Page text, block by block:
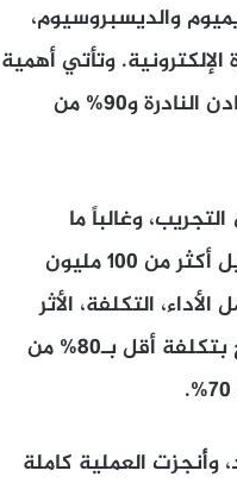
والديسبروسيوم،
وتأتي أهمية
هذا الاكتشاف في ظل هيمنة الصين على 70% من عمليات استخراج المعادن النادرة و90% من
وغالباً ما
تستغرق سنوات. لكن باستخدام الذكاء الاصطناعي، تمكّن الفريق من تحليل أكثر من 100 مليون
التكلفة، الأثر
البيئي، وأمان سلاسل التوريد. وكانت النتيجة سبيكة MagNex، التي تُنتج بتكلفة أقل بـ80% من
العملية كاملة